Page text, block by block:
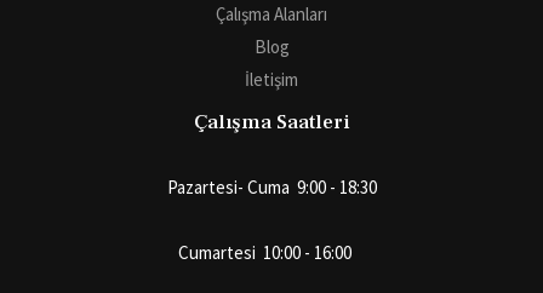
Çalışma Alanları
Blog
İletişim
Çalışma Saatleri
Pazartesi- Cuma 9:00 - 18:30
Cumartesi 10:00 - 16:00